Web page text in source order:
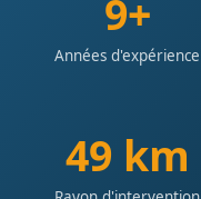
10+
Années d'expérience
50 km